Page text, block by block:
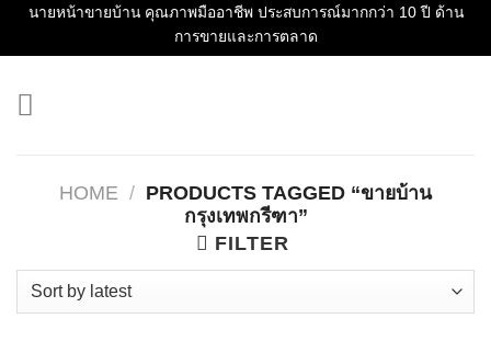
Skipนายหน้าขายบ้าน คุณภาพมืออาชีพ ประสบการณ์มากกว่า 10 ปี ด้าน
การขายและการตลาด
HOME / PRODUCTS TAGGED “ขายบ้าน
กรุงเทพกรีฑา”
FILTER